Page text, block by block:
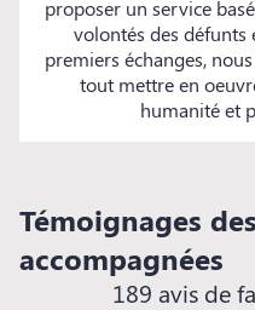
proposer un service
volontés des défunts
premiers échanges,
tout mettre en
humanité et
Témoignages
accompagnées
189 avis de